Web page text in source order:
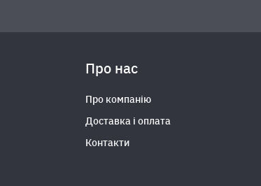
Про нас
Про компанію
Доставка і оплата
Контакти